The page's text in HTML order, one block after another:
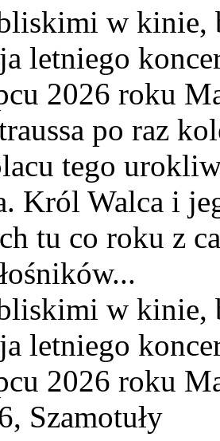
w kinie,
letniego
2026 roku
po raz
tego
Król Walca i
tu co roku z
w kinie,
letniego
2026 roku
Szamotuły